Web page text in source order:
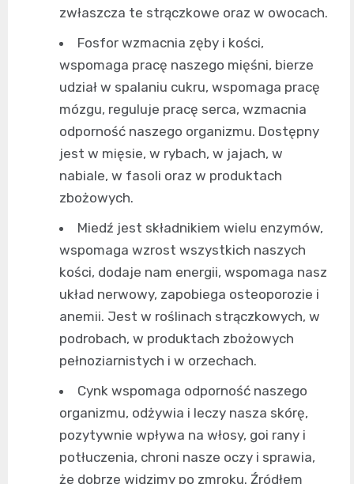
zwłaszcza te strączkowe oraz w owocach.
Fosfor wzmacnia zęby i kości,
wspomaga pracę naszego mięśni, bierze
udział w spalaniu cukru, wspomaga pracę
mózgu, reguluje pracę serca, wzmacnia
odporność naszego organizmu. Dostępny
jest w mięsie, w rybach, w jajach, w
nabiale, w fasoli oraz w produktach
zbożowych.
Miedź jest składnikiem wielu enzymów,
wspomaga wzrost wszystkich naszych
kości, dodaje nam energii, wspomaga nasz
układ nerwowy, zapobiega osteoporozie i
anemii. Jest w roślinach strączkowych, w
podrobach, w produktach zbożowych
pełnoziarnistych i w orzechach.
Cynk wspomaga odporność naszego
organizmu, odżywia i leczy nasza skórę,
pozytywnie wpływa na włosy, goi rany i
potłuczenia, chroni nasze oczy i sprawia,
że dobrze widzimy po zmroku. Źródłem